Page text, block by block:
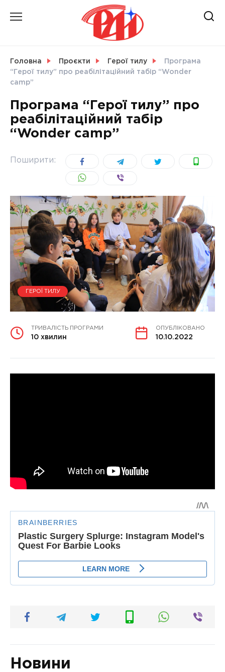
СВІТ
УКРАЇНА
Головна Проєкти Герої тилу
Програма
“Герої тилу” про реабілітаційний табір “Wonder
camp”
Програма “Герої тилу” про
реабілітаційний табір
“Wonder camp”
Поширити:
ГЕРОЇ ТИЛУ
ТРИВАЛІСТЬ ПРОГРАМИ
10 хвилин
ОПУБЛІКОВАНО
10.10.2022
Новини